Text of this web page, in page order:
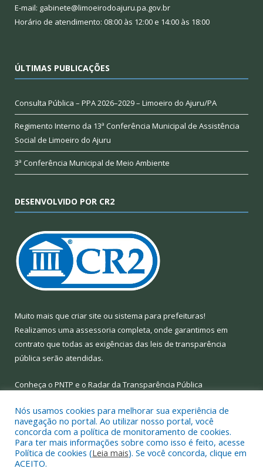
E-mail: gabinete@limoeirodoajuru.pa.gov.br
Horário de atendimento: 08:00 às 12:00 e 14:00 às 18:00
ÚLTIMAS PUBLICAÇÕES
Consulta Pública – PPA 2026–2029 – Limoeiro do Ajuru/PA
Regimento Interno da 13ª Conferência Municipal de Assistência
Social de Limoeiro do Ajuru
3ª Conferência Municipal de Meio Ambiente
DESENVOLVIDO POR CR2
Muito mais que criar site ou sistema para prefeituras!
Realizamos uma assessoria completa, onde garantimos em
contrato que todas as exigências das leis de transparência
pública serão atendidas.
Conheça o PNTP e o Radar da Transparência Pública
Todos os direitos reservados a Prefeitura Municipal de Limoeiro
do Ajuru.
Nós usamos cookies para melhorar sua experiência de
navegação no portal. Ao utilizar nosso portal, você
concorda com a política de monitoramento de cookies.
Para ter mais informações sobre como isso é feito, acesse
Política de cookies (Leia mais). Se você concorda, clique em
ACEITO.